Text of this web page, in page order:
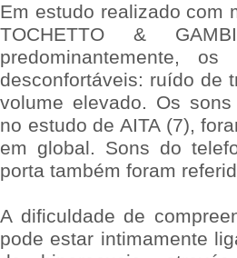
Em estudo realizado com
TOCHETTO &
predominantemente,
desconfortáveis: ruído de
volume elevado. Os
no estudo de AITA (7),
em global. Sons do
porta também foram
A dificuldade de
pode estar intimamente